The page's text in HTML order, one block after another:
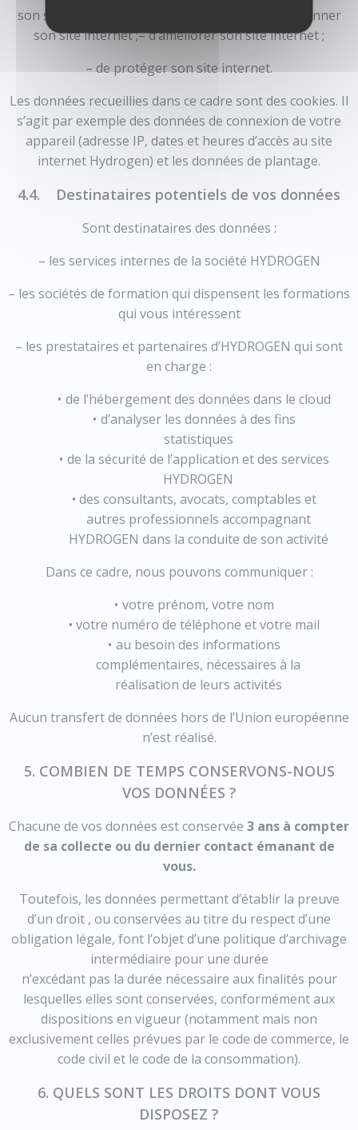
son site internet dans l’objectif : – de faire fonctionner
son site internet ;– d’améliorer son site internet ;
– de protéger son site internet.
Les données recueillies dans ce cadre sont des cookies. Il
s’agit par exemple des données de connexion de votre
appareil (adresse IP, dates et heures d’accès au site
internet Hydrogen) et les données de plantage.
4.4. Destinataires potentiels de vos données
Sont destinataires des données :
– les services internes de la société HYDROGEN
– les sociétés de formation qui dispensent les formations
qui vous intéressent
– les prestataires et partenaires d’HYDROGEN qui sont
en charge :
de l’hébergement des données dans le cloud
d’analyser les données à des fins
statistiques
de la sécurité de l’application et des services
HYDROGEN
des consultants, avocats, comptables et
autres professionnels accompagnant
HYDROGEN dans la conduite de son activité
Dans ce cadre, nous pouvons communiquer :
votre prénom, votre nom
votre numéro de téléphone et votre mail
au besoin des informations
complémentaires, nécessaires à la
réalisation de leurs activités
Aucun transfert de données hors de l’Union européenne
n’est réalisé.
5. COMBIEN DE TEMPS CONSERVONS-NOUS
VOS DONNÉES ?
Chacune de vos données est conservée 3 ans à compter
de sa collecte ou du dernier contact émanant de
vous.
Toutefois, les données permettant d’établir la preuve
d’un droit , ou conservées au titre du respect d’une
obligation légale, font l’objet d’une politique d’archivage
intermédiaire pour une durée
n’excédant pas la durée nécessaire aux finalités pour
lesquelles elles sont conservées, conformément aux
dispositions en vigueur (notamment mais non
exclusivement celles prévues par le code de commerce, le
code civil et le code de la consommation).
6. QUELS SONT LES DROITS DONT VOUS
DISPOSEZ ?